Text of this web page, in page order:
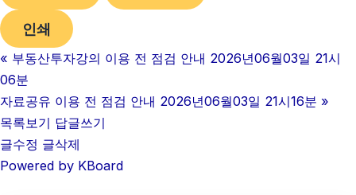
불륜증거
부산휴대폰성지
인쇄
« 부동산투자강의 이용 전 점검 안내 2026년06월03일 21시
06분
자료공유 이용 전 점검 안내 2026년06월03일 21시16분 »
목록보기 답글쓰기
글수정 글삭제
Powered by KBoard